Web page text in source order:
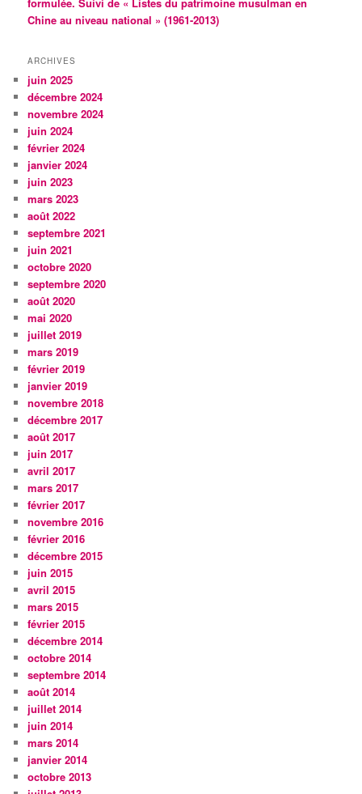
Chine au niveau national » (1961-2013)
ARCHIVES
juin 2025
décembre 2024
novembre 2024
juin 2024
février 2024
janvier 2024
juin 2023
mars 2023
août 2022
septembre 2021
juin 2021
octobre 2020
septembre 2020
août 2020
mai 2020
juillet 2019
mars 2019
février 2019
janvier 2019
novembre 2018
décembre 2017
août 2017
juin 2017
avril 2017
mars 2017
février 2017
novembre 2016
février 2016
décembre 2015
juin 2015
avril 2015
mars 2015
février 2015
décembre 2014
octobre 2014
septembre 2014
août 2014
juillet 2014
juin 2014
mars 2014
janvier 2014
octobre 2013